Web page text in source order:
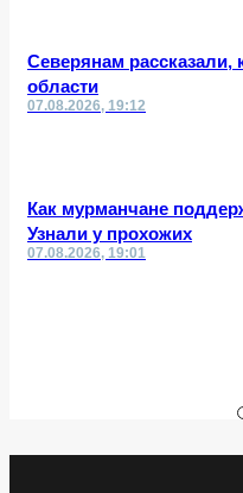
Северянам рассказали,
области
07.08.2026, 19:12
Как мурманчане
Узнали у прохожих
07.08.2026, 19:01